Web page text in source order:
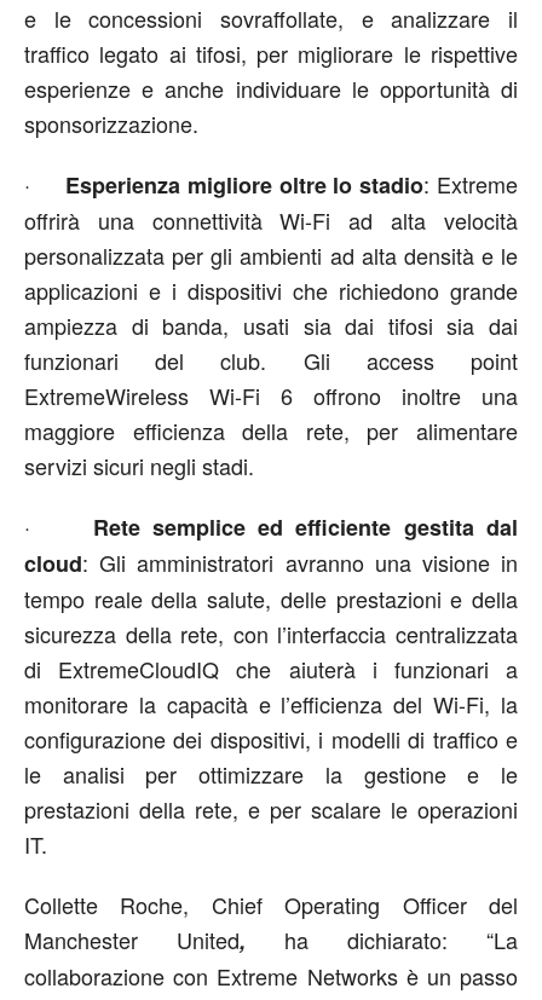
e le concessioni sovraffollate, e analizzare il
traffico legato ai tifosi, per migliorare le rispettive
esperienze e anche individuare le opportunità di
sponsorizzazione.
· Esperienza migliore oltre lo stadio: Extreme
offrirà una connettività Wi-Fi ad alta velocità
personalizzata per gli ambienti ad alta densità e le
applicazioni e i dispositivi che richiedono grande
ampiezza di banda, usati sia dai tifosi sia dai
funzionari del club. Gli access point
ExtremeWireless Wi-Fi 6 offrono inoltre una
maggiore efficienza della rete, per alimentare
servizi sicuri negli stadi.
· Rete semplice ed efficiente gestita dal
cloud: Gli amministratori avranno una visione in
tempo reale della salute, delle prestazioni e della
sicurezza della rete, con l’interfaccia centralizzata
di ExtremeCloudIQ che aiuterà i funzionari a
monitorare la capacità e l’efficienza del Wi-Fi, la
configurazione dei dispositivi, i modelli di traffico e
le analisi per ottimizzare la gestione e le
prestazioni della rete, e per scalare le operazioni
IT.
Collette Roche, Chief Operating Officer del
Manchester United, ha dichiarato: “La
collaborazione con Extreme Networks è un passo